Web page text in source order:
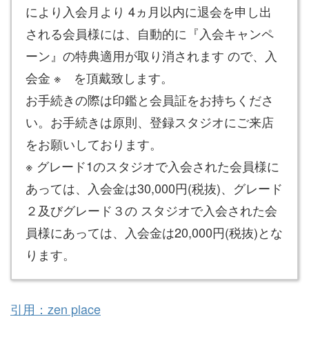
により入会月より 4ヵ月以内に退会を申し出
される会員様には、自動的に『入会キャンペ
ーン』の特典適用が取り消されます ので、入
会金 ※ を頂戴致します。
お手続きの際は印鑑と会員証をお持ちくださ
い。お手続きは原則、登録スタジオにご来店
をお願いしております。
※ グレード1のスタジオで入会された会員様に
あっては、入会金は30,000円(税抜)、グレード
２及びグレード３の スタジオで入会された会
員様にあっては、入会金は20,000円(税抜)とな
ります。
引用：zen place